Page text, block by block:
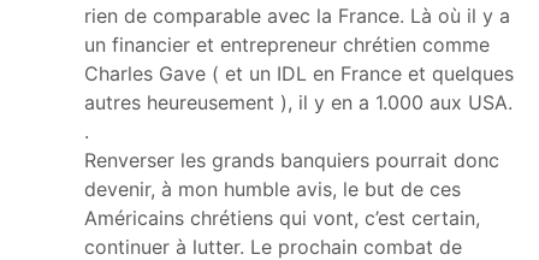
rien de comparable avec la France. Là où il y a
un financier et entrepreneur chrétien comme
Charles Gave ( et un IDL en France et quelques
autres heureusement ), il y en a 1.000 aux USA.
.
Renverser les grands banquiers pourrait donc
devenir, à mon humble avis, le but de ces
Américains chrétiens qui vont, c’est certain,
continuer à lutter. Le prochain combat de